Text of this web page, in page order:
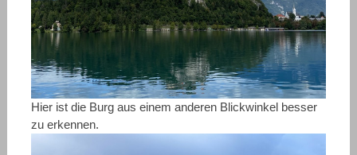
Hier ist die Burg aus einem anderen Blickwinkel besser
zu erkennen.